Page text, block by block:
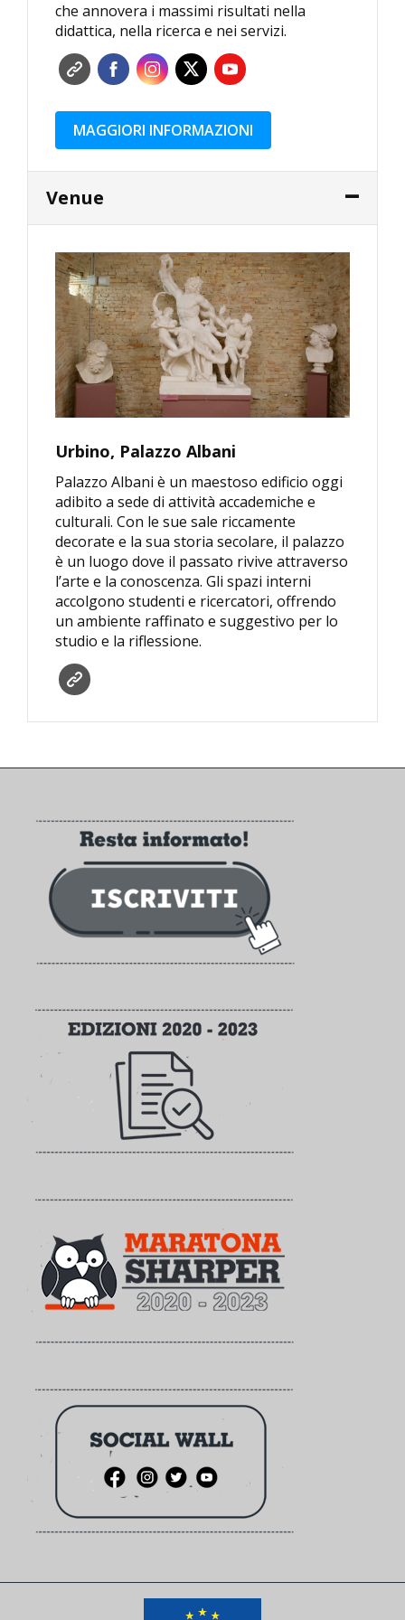
che annovera i massimi risultati nella
didattica, nella ricerca e nei servizi.
MAGGIORI INFORMAZIONI
Venue
Urbino, Palazzo Albani
Palazzo Albani è un maestoso edificio oggi
adibito a sede di attività accademiche e
culturali. Con le sue sale riccamente
decorate e la sua storia secolare, il palazzo
è un luogo dove il passato rivive attraverso
l’arte e la conoscenza. Gli spazi interni
accolgono studenti e ricercatori, offrendo
un ambiente raffinato e suggestivo per lo
studio e la riflessione.